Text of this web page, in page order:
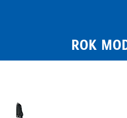
ROK